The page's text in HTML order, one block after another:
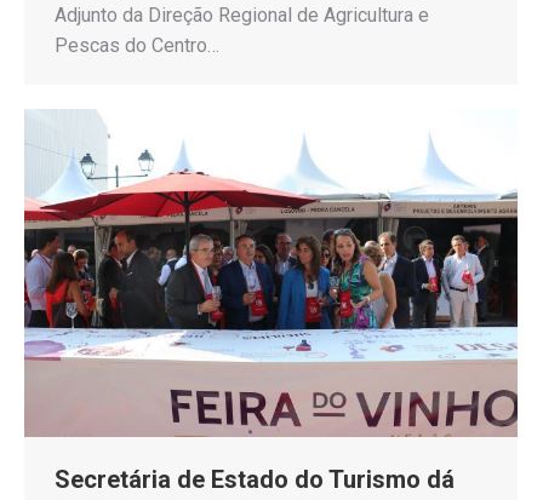
Adjunto da Direção Regional de Agricultura e
Pescas do Centro…
Secretária de Estado do Turismo dá